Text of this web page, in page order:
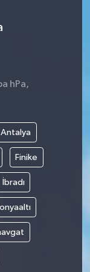
hPa,
Antalya
Finike
İbradı